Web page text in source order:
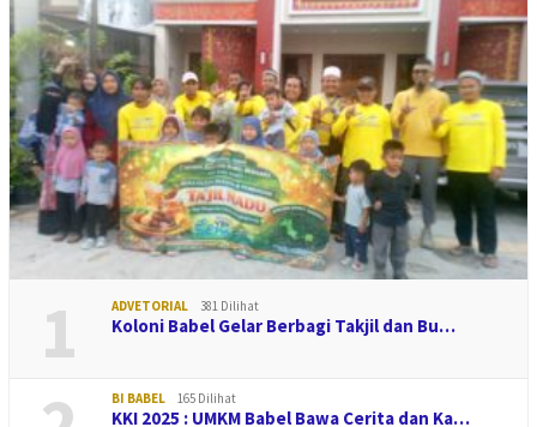
1 ADVETORIAL 381 Dilihat
Koloni Babel Gelar Berbagi Takjil dan Bu…
BI BABEL 165 Dilihat
KKI 2025 : UMKM Babel Bawa Cerita dan Ka…